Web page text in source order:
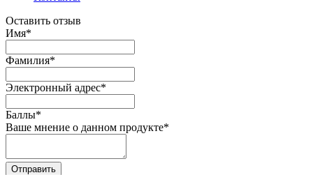
Оставить отзыв
Имя*
Фамилия*
Электронный адрес*
Баллы*
Ваше мнение о данном продукте*
Отправить